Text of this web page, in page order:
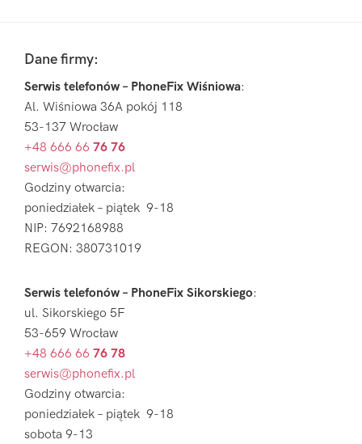
Sidebar
FooterDane firmy:
Serwis telefonów – PhoneFix Wiśniowa:
Al. Wiśniowa 36A pokój 118
53-137 Wrocław
+48 666 66 76 76
serwis@phonefix.pl
Godziny otwarcia:
poniedziałek – piątek 9-18
NIP: 7692168988
REGON: 380731019
Serwis telefonów – PhoneFix Sikorskiego:
ul. Sikorskiego 5F
53-659 Wrocław
+48 666 66 76 78
serwis@phonefix.pl
Godziny otwarcia:
poniedziałek – piątek 9-18
sobota 9-13